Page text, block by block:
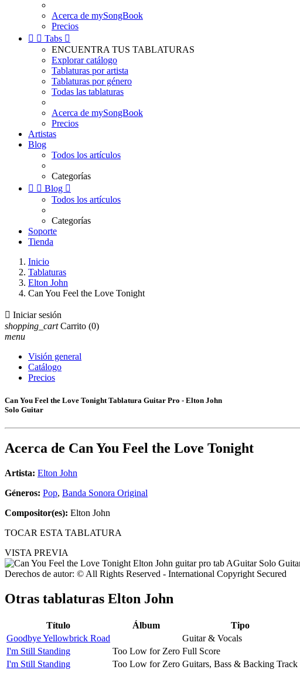
Acerca de mySongBook
Precios
  Tabs 
ENCUENTRA TUS TABLATURAS
Explorar catálogo
Tablaturas por artista
Tablaturas por género
Todas las tablaturas
Acerca de mySongBook
Precios
Artistas
Blog
Todos los artículos
Categorías
  Blog 
Todos los artículos
Categorías
Soporte
Tienda
Inicio
Tablaturas
Elton John
Can You Feel the Love Tonight
 Iniciar sesión
shopping_cart Carrito (0)
menu
Visión general
Catálogo
Precios
Can You Feel the Love Tonight Tablatura Guitar Pro - Elton John
Solo Guitar
Acerca de Can You Feel the Love Tonight
Artista: Elton John
Géneros: Pop, Banda Sonora Original
Compositor(es): Elton John
TOCAR ESTA TABLATURA
VISTA PREVIA
Derechos de autor: © All Rights Reserved - International Copyright Secured
Otras tablaturas Elton John
Título Álbum
Tipo
Goodbye Yellowbrick Road
Guitar & Vocals
I'm Still Standing
Too Low for Zero Full Score
I'm Still Standing
Too Low for Zero Guitars, Bass & Backing Track